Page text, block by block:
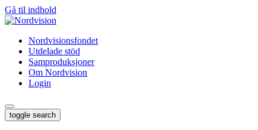
Gå til indhold
Nordvisionsfondet
Utdelade stöd
Samproduksjoner
Om Nordvision
Login
toggle search